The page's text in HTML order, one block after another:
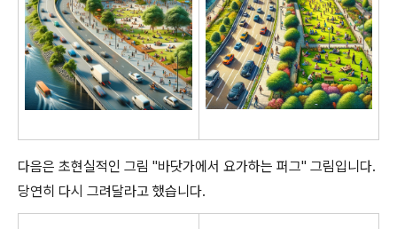
다음은 초현실적인 그림 "바닷가에서 요가하는 퍼그" 그림입니다.
당연히 다시 그려달라고 했습니다.